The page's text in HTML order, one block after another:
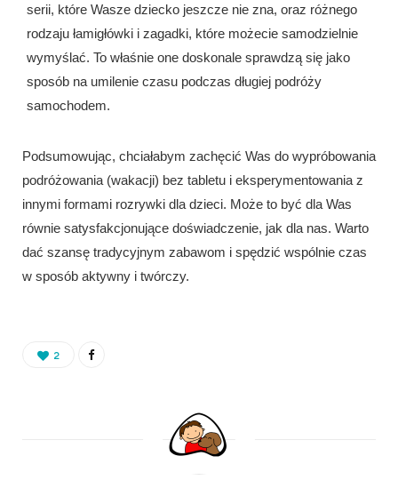
serii, które Wasze dziecko jeszcze nie zna, oraz różnego
rodzaju łamigłówki i zagadki, które możecie samodzielnie
wymyślać. To właśnie one doskonale sprawdzą się jako
sposób na umilenie czasu podczas długiej podróży
samochodem.
Podsumowując, chciałabym zachęcić Was do wypróbowania
podróżowania (wakacji) bez tabletu i eksperymentowania z
innymi formami rozrywki dla dzieci. Może to być dla Was
równie satysfakcjonujące doświadczenie, jak dla nas. Warto
dać szansę tradycyjnym zabawom i spędzić wspólnie czas
w sposób aktywny i twórczy.
2